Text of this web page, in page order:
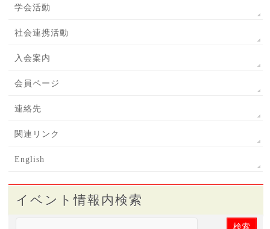
学会活動
社会連携活動
入会案内
会員ページ
連絡先
関連リンク
English
イベント情報内検索